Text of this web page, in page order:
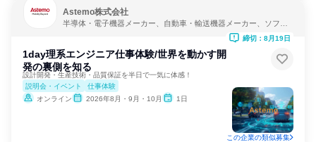
Astemo株式会社
半導体・電子機器メーカー、自動車・輸送機器メーカー、ソフト
1day理系エンジニア仕事体験/世界を動かす開
発の裏側を知る
設計開発・生産技術・品質保証を半日で一気に体感！
説明会・イベント
仕事体験
オンライン
2026年8月・9月・10月 1日
締切：8月19日
この企業の類似募集